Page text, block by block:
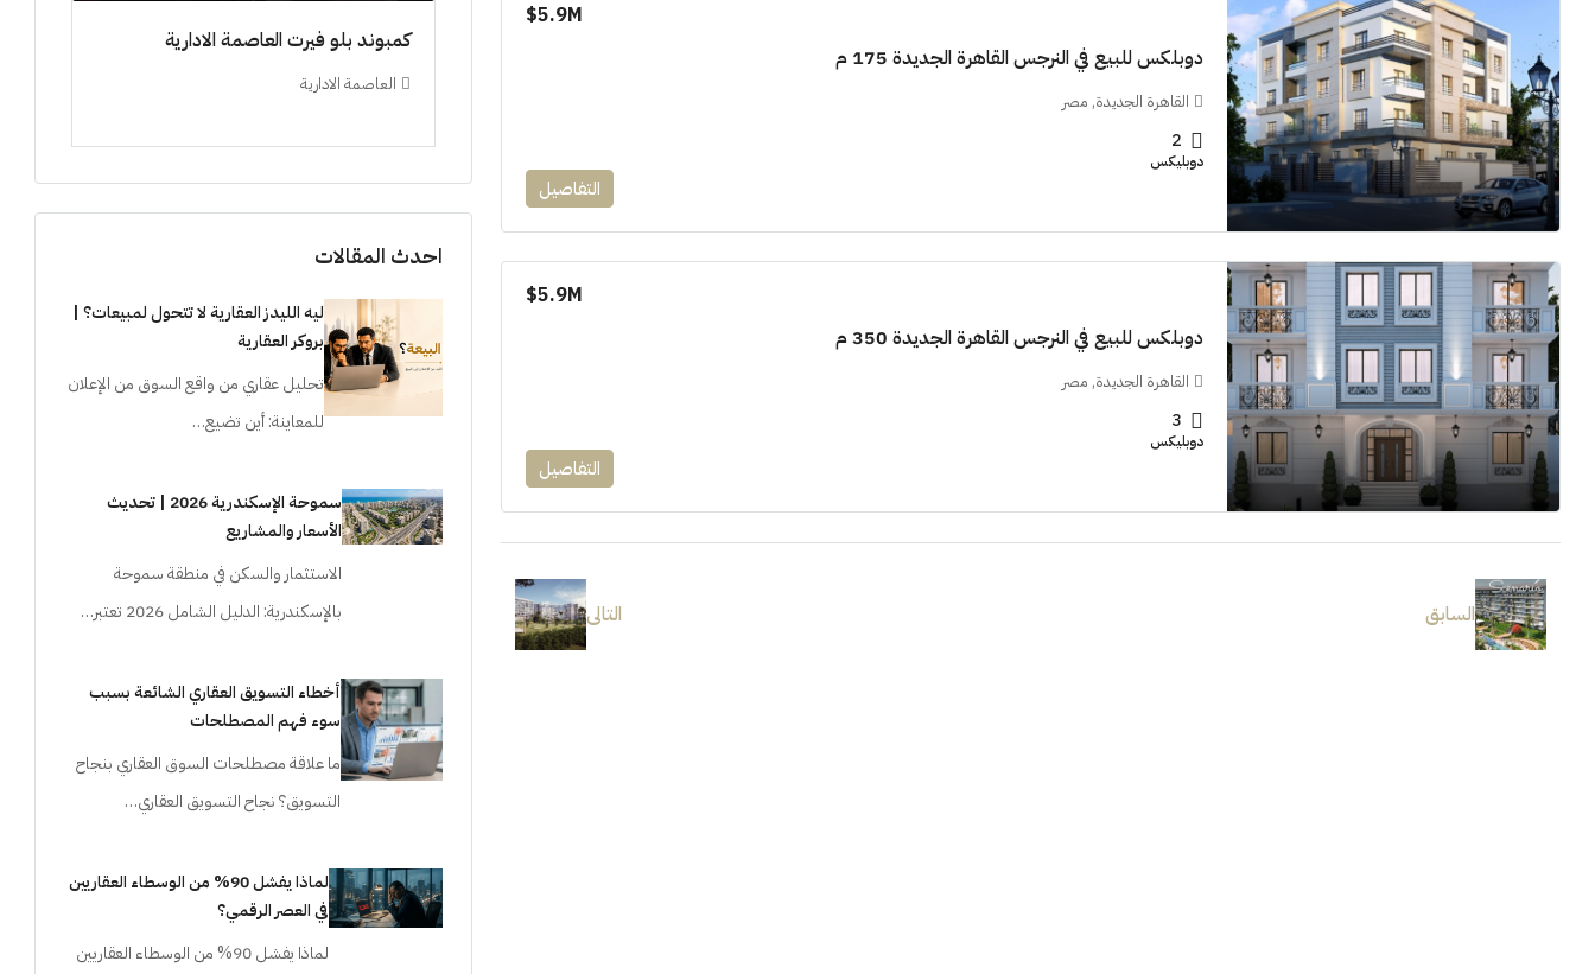
دوبلكس للبيع في النرجس القاهرة الجديدة 175 م
5.9M$
القاهرة الجديدة, مصر
2
دوبليكس
التفاصيل
دوبلكس للبيع في النرجس القاهرة الجديدة 350 م
5.9M$
القاهرة الجديدة, مصر
3
دوبليكس
التفاصيل
السابق التالى
سنوات [ابراج ساويرس]
الشيخ زايد
كمبوند بلو فيرت العاصمة الادارية
العاصمة الادارية
احدث المقالات
ليه الليدز العقارية لا تتحول لمبيعات؟ |
بروكر العقارية
تحليل عقاري من واقع السوق من الإعلان
للمعاينة: أين تضيع…
سموحة الإسكندرية 2026 | تحديث
الأسعار والمشاريع
الاستثمار والسكن في منطقة سموحة
بالإسكندرية: الدليل الشامل 2026 تعتبر…
أخطاء التسويق العقاري الشائعة بسبب
سوء فهم المصطلحات
ما علاقة مصطلحات السوق العقاري بنجاح
التسويق؟ نجاح التسويق العقاري…
لماذا يفشل 90% من الوسطاء العقاريين
في العصر الرقمي؟
لماذا يفشل 90% من الوسطاء العقاريين